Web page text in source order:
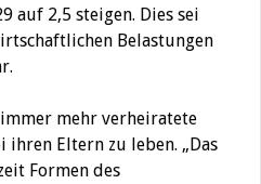
auf 2,5 steigen. Dies sei
Belastungen
mehr verheiratete
ihren Eltern zu leben. „Das
Formen des